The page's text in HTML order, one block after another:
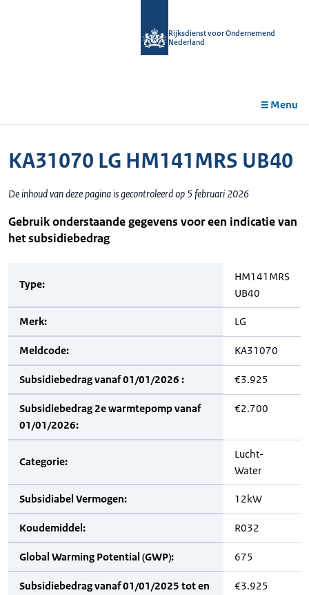
Rijksdienst voor Ondernemend
Nederland
Menu
KA31070 LG HM141MRS UB40
De inhoud van deze pagina is gecontroleerd op 5 februari 2026
Gebruik onderstaande gegevens voor een indicatie van
het subsidiebedrag
Type:
HM141MRS
UB40
Merk: LG
Meldcode: KA31070
Subsidiebedrag vanaf 01/01/2026 : €3.925
Subsidiebedrag 2e warmtepomp vanaf
01/01/2026:
€2.700
Categorie:
Lucht-
Water
Subsidiabel Vermogen: 12kW
Koudemiddel: R032
Global Warming Potential (GWP): 675
Subsidiebedrag vanaf 01/01/2025 tot en
€3.925